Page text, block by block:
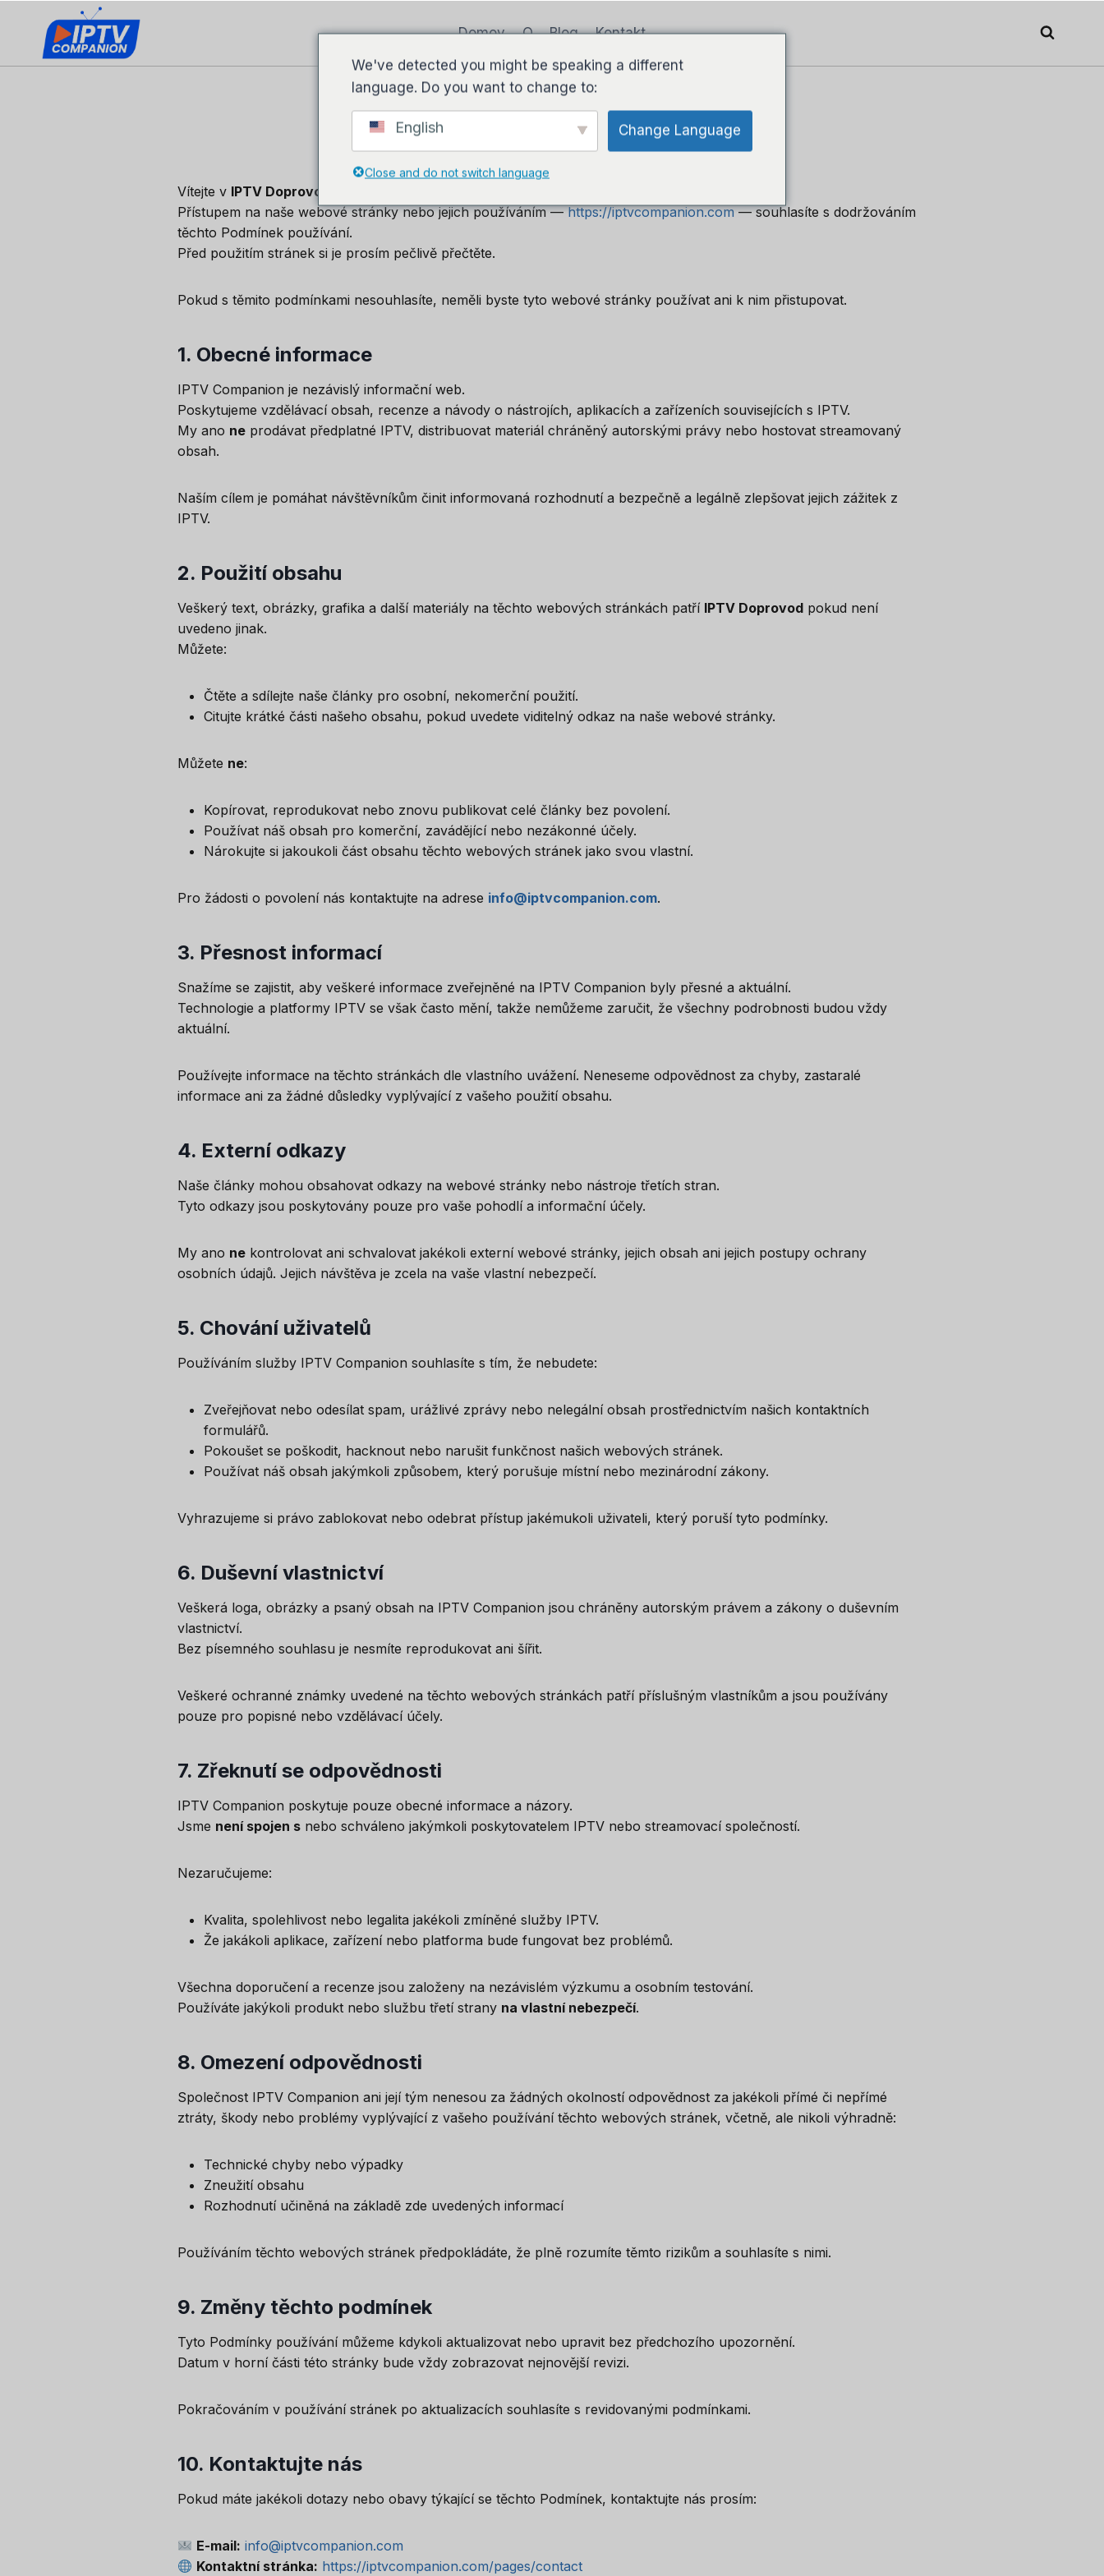
Domov O Blog Kontakt
Použití
Vítejte v IPTV Doprovod
Přístupem na naše webové stránky nebo jejich používáním —https://iptvcompanion.com— souhlasíte s dodržováním
těchto Podmínek používání.
Před použitím stránek si je prosím pečlivě přečtěte.
Pokud s těmito podmínkami nesouhlasíte, neměli byste tyto webové stránky používat ani k nim přistupovat.
1. Obecné informace
IPTV Companion je nezávislý informační web.
Poskytujeme vzdělávací obsah, recenze a návody o nástrojích, aplikacích a zařízeních souvisejících s IPTV.
My ano ne prodávat předplatné IPTV, distribuovat materiál chráněný autorskými právy nebo hostovat streamovaný
obsah.
Naším cílem je pomáhat návštěvníkům činit informovaná rozhodnutí a bezpečně a legálně zlepšovat jejich zážitek z
IPTV.
2. Použití obsahu
Veškerý text, obrázky, grafika a další materiály na těchto webových stránkách patří IPTV Doprovod pokud není
uvedeno jinak.
Můžete:
Čtěte a sdílejte naše články pro osobní, nekomerční použití.
Citujte krátké části našeho obsahu, pokud uvedete viditelný odkaz na naše webové stránky.
Můžete ne:
Kopírovat, reprodukovat nebo znovu publikovat celé články bez povolení.
Používat náš obsah pro komerční, zavádějící nebo nezákonné účely.
Nárokujte si jakoukoli část obsahu těchto webových stránek jako svou vlastní.
Pro žádosti o povolení nás kontaktujte na adrese info@iptvcompanion.com.
3. Přesnost informací
Snažíme se zajistit, aby veškeré informace zveřejněné na IPTV Companion byly přesné a aktuální.
Technologie a platformy IPTV se však často mění, takže nemůžeme zaručit, že všechny podrobnosti budou vždy
aktuální.
Používejte informace na těchto stránkách dle vlastního uvážení. Neneseme odpovědnost za chyby, zastaralé
informace ani za žádné důsledky vyplývající z vašeho použití obsahu.
4. Externí odkazy
Naše články mohou obsahovat odkazy na webové stránky nebo nástroje třetích stran.
Tyto odkazy jsou poskytovány pouze pro vaše pohodlí a informační účely.
My ano ne kontrolovat ani schvalovat jakékoli externí webové stránky, jejich obsah ani jejich postupy ochrany
osobních údajů. Jejich návštěva je zcela na vaše vlastní nebezpečí.
5. Chování uživatelů
Používáním služby IPTV Companion souhlasíte s tím, že nebudete:
Zveřejňovat nebo odesílat spam, urážlivé zprávy nebo nelegální obsah prostřednictvím našich kontaktních
formulářů.
Pokoušet se poškodit, hacknout nebo narušit funkčnost našich webových stránek.
Používat náš obsah jakýmkoli způsobem, který porušuje místní nebo mezinárodní zákony.
Vyhrazujeme si právo zablokovat nebo odebrat přístup jakémukoli uživateli, který poruší tyto podmínky.
6. Duševní vlastnictví
Veškerá loga, obrázky a psaný obsah na IPTV Companion jsou chráněny autorským právem a zákony o duševním
vlastnictví.
Bez písemného souhlasu je nesmíte reprodukovat ani šířit.
Veškeré ochranné známky uvedené na těchto webových stránkách patří příslušným vlastníkům a jsou používány
pouze pro popisné nebo vzdělávací účely.
7. Zřeknutí se odpovědnosti
IPTV Companion poskytuje pouze obecné informace a názory.
Jsme není spojen s nebo schváleno jakýmkoli poskytovatelem IPTV nebo streamovací společností.
Nezaručujeme:
Kvalita, spolehlivost nebo legalita jakékoli zmíněné služby IPTV.
Že jakákoli aplikace, zařízení nebo platforma bude fungovat bez problémů.
Všechna doporučení a recenze jsou založeny na nezávislém výzkumu a osobním testování.
Používáte jakýkoli produkt nebo službu třetí strany na vlastní nebezpečí.
8. Omezení odpovědnosti
Společnost IPTV Companion ani její tým nenesou za žádných okolností odpovědnost za jakékoli přímé či nepřímé
ztráty, škody nebo problémy vyplývající z vašeho používání těchto webových stránek, včetně, ale nikoli výhradně:
Technické chyby nebo výpadky
Zneužití obsahu
Rozhodnutí učiněná na základě zde uvedených informací
Používáním těchto webových stránek předpokládáte, že plně rozumíte těmto rizikům a souhlasíte s nimi.
9. Změny těchto podmínek
Tyto Podmínky používání můžeme kdykoli aktualizovat nebo upravit bez předchozího upozornění.
Datum v horní části této stránky bude vždy zobrazovat nejnovější revizi.
Pokračováním v používání stránek po aktualizacích souhlasíte s revidovanými podmínkami.
10. Kontaktujte nás
Pokud máte jakékoli dotazy nebo obavy týkající se těchto Podmínek, kontaktujte nás prosím:
E-mail: info@iptvcompanion.com
Kontaktní stránka: https://iptvcompanion.com/pages/contact
We've detected you might be speaking a different
language. Do you want to change to:
English Change Language
Close and do not switch language